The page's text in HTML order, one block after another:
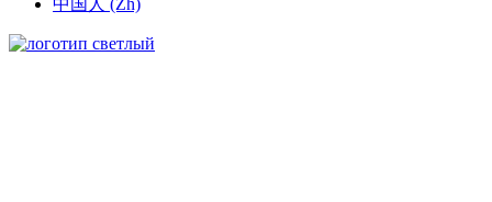
中国人 (Zh)